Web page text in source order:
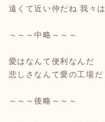
遠くて近い仲だね 我々は
～～～中略～～～
愛はなんて便利なんだ
悲しさなんて愛の工場だ
～～～後略～～～